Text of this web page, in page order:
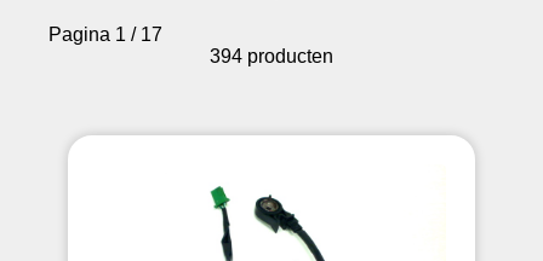
Pagina 1 / 17
394 producten